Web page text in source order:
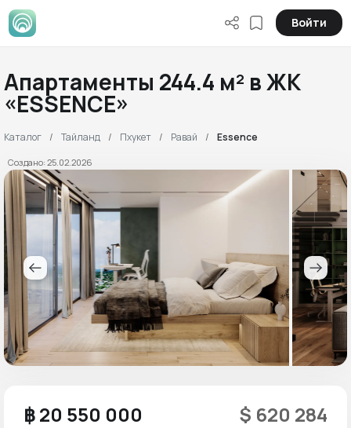
Войти
Апартаменты 244.4 м² в ЖК
«ESSENCE»
Каталог Тайланд Пхукет Равай Essence
Создано: 25.02.2026
฿ 20 550 000 $ 620 284